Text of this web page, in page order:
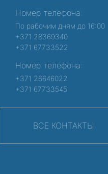
Номер телефона:
По рабочим дням до 16:00
+371 28369340
+371 67733522
Номер телефона:
+371 26646022
+371 67733545
ВСЕ КОНТАКТЫ